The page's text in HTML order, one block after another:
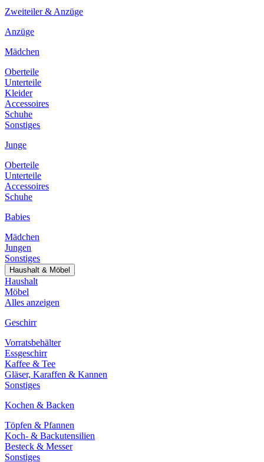
Zweiteiler & Anzüge
Anzüge
Mädchen
Oberteile
Unterteile
Kleider
Accessoires
Schuhe
Sonstiges
Junge
Oberteile
Unterteile
Accessoires
Schuhe
Babies
Mädchen
Jungen
Sonstiges
Haushalt & Möbel
Haushalt
Möbel
Alles anzeigen
Geschirr
Vorratsbehälter
Essgeschirr
Kaffee & Tee
Gläser, Karaffen & Kannen
Sonstiges
Kochen & Backen
Töpfen & Pfannen
Koch- & Backutensilien
Besteck & Messer
Sonstiges